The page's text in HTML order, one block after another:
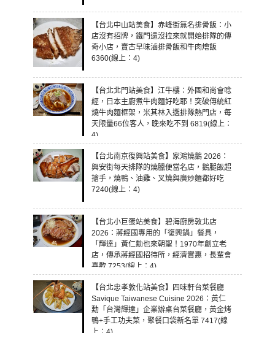
【台北中山站美食】赤峰街無名排骨飯：小
店沒有招牌，鐵門還沒拉來就開始排隊的傳
奇小店，賣古早味滷排骨飯和牛肉燴飯
6360(線上：4)
【台北北門站美食】江牛樓：外國和尚會唸
經，日本主廚煮牛肉麵好吃耶！突破傳統紅
燒牛肉麵框架，米其林入選排隊熱門店，每
天限量66位客人，晚來吃不到 6819(線上：
4)
【台北南京復興站美食】家鴻燒鵝 2026：
興安街每天排隊的燒臘便當名店，鵝腿飯超
搶手，燒鴨、油雞、叉燒與廣炒麵都好吃
7240(線上：4)
【台北小巨蛋站美食】碧海廚房敦北店
2026：蔣經國專用的「復興鍋」餐具，
「輝達」黃仁勳也來朝聖！1970年創立老
店，傳承蔣經國招待所，經濟實惠，長輩會
喜歡 7253(線上：4)
【台北忠孝敦化站美食】四味軒台菜餐廳
Savique Taiwanese Cuisine 2026：黃仁
勳「台灣輝達」企業辦桌台菜餐廳，黃金烤
鴨+手工功夫菜，聚餐口袋新名單 7417(線
上：4)